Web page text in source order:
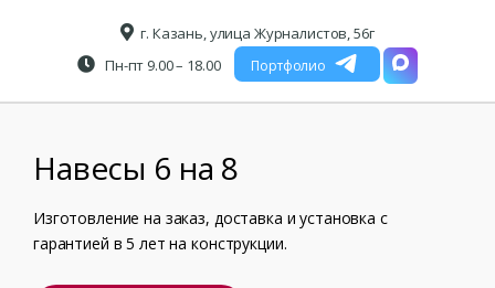
г. Казань, улица Журналистов, 56г
Пн-пт 9.00 – 18.00
Портфолио
Навесы 6 на 8
Изготовление на заказ, доставка и установка с
гарантией в 5 лет на конструкции.